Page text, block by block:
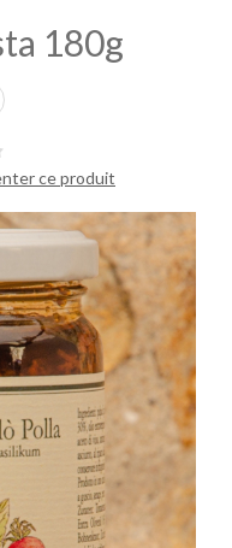
180g
ce produit